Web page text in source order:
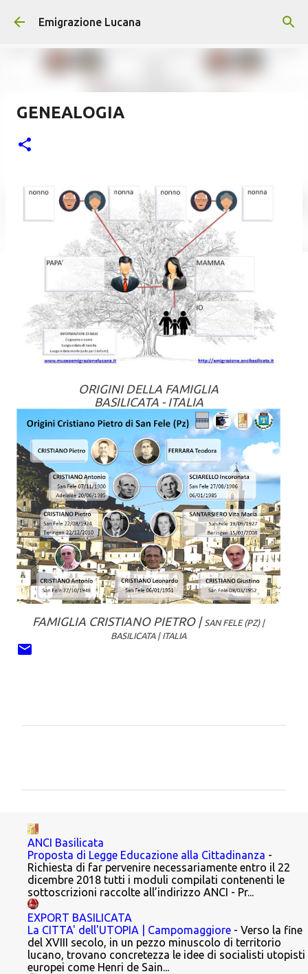
Passa ai contenuti principali
Emigrazione Lucana
GENEALOGIA
ORIGINI DELLA FAMIGLIA
BASILICATA - ITALIA
FAMIGLIA CRISTIANO PIETRO | SAN FELE (PZ) |
BASILICATA | ITALIA
e
nANCI Basilicata
Proposta di Legge Educazione alla Cittadinanza -
Richiesta di far pervenire necessariamente entro il 22
dicembre 2018 tutti i moduli compilati contenenti le
sottoscrizioni raccolte all’indirizzo ANCI - Pr...
EXPORT BASILICATA
La CITTA' dell'UTOPIA | Campomaggiore - Verso la fine
del XVIII secolo, in un pezzo minuscolo di territorio
lucano, trovano concretezza le idee di socialisti utopisti
europei come Henri de Sain...